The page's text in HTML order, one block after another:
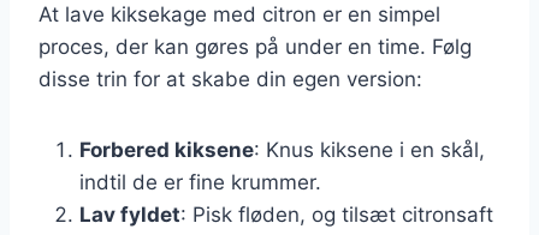
At lave kiksekage med citron er en simpel
proces, der kan gøres på under en time. Følg
disse trin for at skabe din egen version:
Forbered kiksene: Knus kiksene i en skål,
indtil de er fine krummer.
Lav fyldet: Pisk fløden, og tilsæt citronsaft